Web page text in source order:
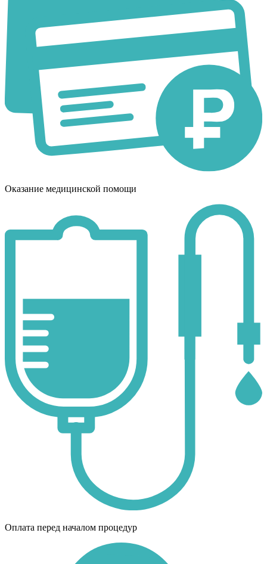
Оказание медицинской помощи
Оплата перед началом процедур